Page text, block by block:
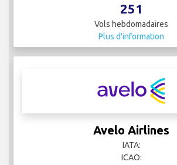
251
Vols hebdomadaires
Plus d'information
Avelo Airlines
IATA:
ICAO: